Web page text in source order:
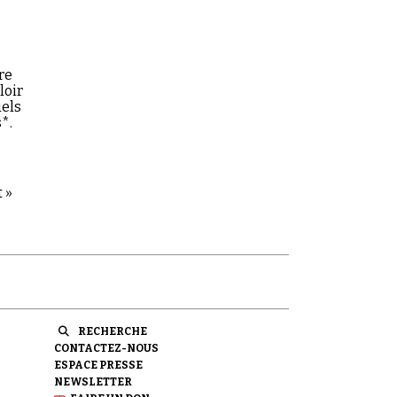
»
RECHERCHE
CONTACTEZ-NOUS
ESPACE PRESSE
NEWSLETTER